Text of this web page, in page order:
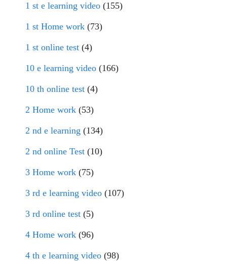
1 st e learning video (155)
1 st Home work (73)
1 st online test (4)
10 e learning video (166)
10 th online test (4)
2 Home work (53)
2 nd e learning (134)
2 nd online Test (10)
3 Home work (75)
3 rd e learning video (107)
3 rd online test (5)
4 Home work (96)
4 th e learning video (98)